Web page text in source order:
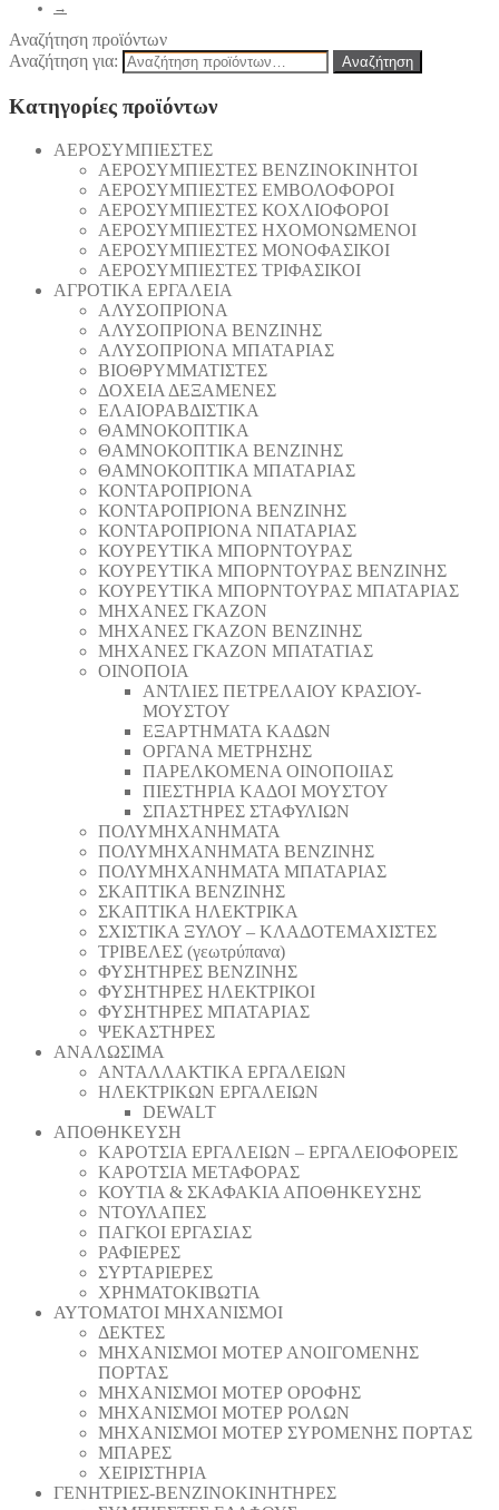
→
Αναζήτηση προϊόντων
Αναζήτηση για:
Αναζήτηση
Κατηγορίες προϊόντων
AEΡΟΣΥΜΠΙΕΣΤΕΣ
AEΡΟΣΥΜΠΙΕΣΤΕΣ ΒΕΝΖΙΝΟΚΙΝΗΤΟΙ
AEΡΟΣΥΜΠΙΕΣΤΕΣ ΕΜΒΟΛΟΦΟΡΟΙ
AEΡΟΣΥΜΠΙΕΣΤΕΣ ΚΟΧΛΙΟΦΟΡΟΙ
ΑΕΡΟΣΥΜΠΙΕΣΤΕΣ ΗΧΟΜΟΝΩΜΕΝΟΙ
ΑΕΡΟΣΥΜΠΙΕΣΤΕΣ ΜΟΝΟΦΑΣΙΚΟΙ
ΑΕΡΟΣΥΜΠΙΕΣΤΕΣ ΤΡΙΦΑΣΙΚΟΙ
ΑΓΡΟΤΙΚΑ ΕΡΓΑΛΕΙΑ
AΛΥΣΟΠΡΙΟΝΑ
AΛΥΣΟΠΡΙΟΝΑ ΒΕΝΖΙΝΗΣ
AΛΥΣΟΠΡΙΟΝΑ ΜΠΑΤΑΡΙΑΣ
ΒΙΟΘΡΥΜΜΑΤΙΣΤΕΣ
ΔΟΧΕΙΑ ΔΕΞΑΜΕΝΕΣ
ΕΛΑΙΟΡΑΒΔΙΣΤΙΚΑ
ΘAΜΝΟΚΟΠΤΙΚΑ
ΘAΜΝΟΚΟΠΤΙΚΑ ΒΕΝΖΙΝΗΣ
ΘAΜΝΟΚΟΠΤΙΚΑ ΜΠΑΤΑΡΙΑΣ
ΚΟΝΤΑΡΟΠΡΙΟΝΑ
ΚΟΝΤΑΡΟΠΡΙΟΝΑ ΒΕΝΖΙΝΗΣ
ΚΟΝΤΑΡΟΠΡΙΟΝΑ ΝΠΑΤΑΡΙΑΣ
ΚΟΥΡΕΥΤΙΚΑ ΜΠΟΡΝΤΟΥΡΑΣ
ΚΟΥΡΕΥΤΙΚΑ ΜΠΟΡΝΤΟΥΡΑΣ ΒΕΝΖΙΝΗΣ
ΚΟΥΡΕΥΤΙΚΑ ΜΠΟΡΝΤΟΥΡΑΣ ΜΠΑΤΑΡΙΑΣ
ΜΗΧΑΝΕΣ ΓΚΑΖΟΝ
ΜΗΧΑΝΕΣ ΓΚΑΖΟΝ ΒΕΝΖΙΝΗΣ
ΜΗΧΑΝΕΣ ΓΚΑΖΟΝ ΜΠΑΤΑΤΙΑΣ
ΟΙΝΟΠΟΙΑ
ΑΝΤΛΙΕΣ ΠΕΤΡΕΛΑΙΟΥ ΚΡΑΣΙΟΥ-
ΜΟΥΣΤΟΥ
ΕΞΑΡΤΗΜΑΤΑ ΚΑΔΩΝ
ΟΡΓΑΝΑ ΜΕΤΡΗΣΗΣ
ΠΑΡΕΛΚΟΜΕΝΑ ΟΙΝΟΠΟΙΙΑΣ
ΠΙΕΣΤΗΡΙΑ ΚΑΔΟΙ ΜΟΥΣΤΟΥ
ΣΠΑΣΤΗΡΕΣ ΣΤΑΦΥΛΙΩΝ
ΠΟΛΥΜΗΧΑΝΗΜΑΤΑ
ΠΟΛΥΜΗΧΑΝΗΜΑΤΑ ΒΕΝΖΙΝΗΣ
ΠΟΛΥΜΗΧΑΝΗΜΑΤΑ ΜΠΑΤΑΡΙΑΣ
ΣΚΑΠΤΙΚΑ ΒΕΝΖΙΝΗΣ
ΣΚΑΠΤΙΚΑ ΗΛΕΚΤΡΙΚΑ
ΣΧΙΣΤΙΚΑ ΞΥΛΟΥ – ΚΛΑΔΟΤΕΜΑΧΙΣΤΕΣ
ΤΡΙΒΕΛΕΣ (γεωτρύπανα)
ΦΥΣΗΤΗΡΕΣ ΒΕΝΖΙΝΗΣ
ΦΥΣΗΤΗΡΕΣ ΗΛΕΚΤΡΙΚΟΙ
ΦΥΣΗΤΗΡΕΣ ΜΠΑΤΑΡΙΑΣ
ΨΕΚΑΣΤΗΡΕΣ
ΑΝΑΛΩΣΙΜΑ
ΑΝΤΑΛΛΑΚΤΙΚΑ ΕΡΓΑΛΕΙΩΝ
ΗΛΕΚΤΡΙΚΩΝ ΕΡΓΑΛΕΙΩΝ
DEWALT
ΑΠΟΘΗΚΕΥΣΗ
ΚΑΡΟΤΣΙΑ ΕΡΓΑΛΕΙΩΝ – ΕΡΓΑΛΕΙΟΦΟΡΕΙΣ
ΚΑΡΟΤΣΙΑ ΜΕΤΑΦΟΡΑΣ
ΚΟΥΤΙΑ & ΣΚΑΦΑΚΙΑ ΑΠΟΘΗΚΕΥΣΗΣ
ΝΤΟΥΛΑΠΕΣ
ΠΑΓΚΟΙ ΕΡΓΑΣΙΑΣ
ΡΑΦΙΕΡΕΣ
ΣΥΡΤΑΡΙΕΡΕΣ
ΧΡΗΜΑΤΟΚΙΒΩΤΙΑ
ΑΥΤΟΜΑΤΟΙ ΜΗΧΑΝΙΣΜΟΙ
ΔΕΚΤΕΣ
ΜΗΧΑΝΙΣΜΟΙ ΜΟΤΕΡ ΑΝΟΙΓΟΜΕΝΗΣ
ΠΟΡΤΑΣ
ΜΗΧΑΝΙΣΜΟΙ ΜΟΤΕΡ ΟΡΟΦΗΣ
ΜΗΧΑΝΙΣΜΟΙ ΜΟΤΕΡ ΡΟΛΩΝ
ΜΗΧΑΝΙΣΜΟΙ ΜΟΤΕΡ ΣΥΡΟΜΕΝΗΣ ΠΟΡΤΑΣ
ΜΠΑΡΕΣ
ΧΕΙΡΙΣΤΗΡΙΑ
ΓΕΝΗΤΡΙΕΣ-ΒΕΝΖΙΝΟΚΙΝΗΤΗΡΕΣ